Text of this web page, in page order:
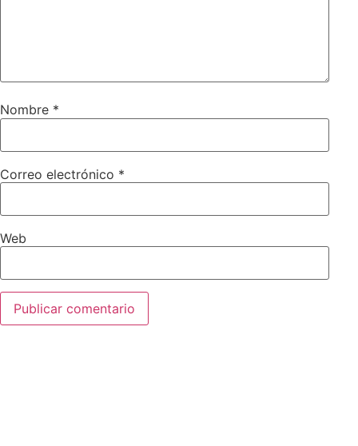
Nombre *
Correo electrónico *
Web